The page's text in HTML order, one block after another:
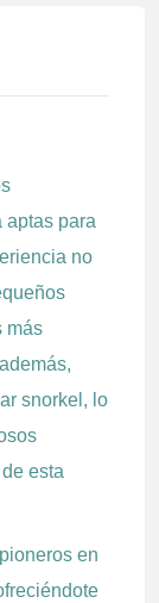
aptas para
no
más
snorkel, lo
esta
en